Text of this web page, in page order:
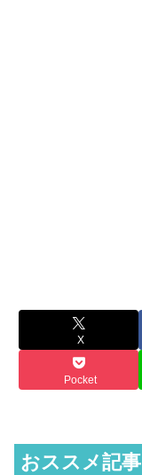
X
Pocket
おススメ記事